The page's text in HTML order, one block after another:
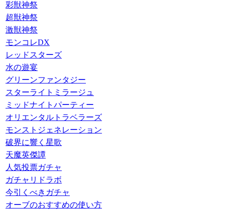
彩獣神祭
超獣神祭
激獣神祭
モンコレDX
レッドスターズ
水の遊宴
グリーンファンタジー
スターライトミラージュ
ミッドナイトパーティー
オリエンタルトラベラーズ
モンストジェネレーション
破界に響く星歌
天魔英傑譚
人気投票ガチャ
ガチャリドラボ
今引くべきガチャ
オーブのおすすめの使い方